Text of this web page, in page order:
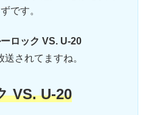
です。
ロック VS. U-20
送されてますね。
VS. U-20